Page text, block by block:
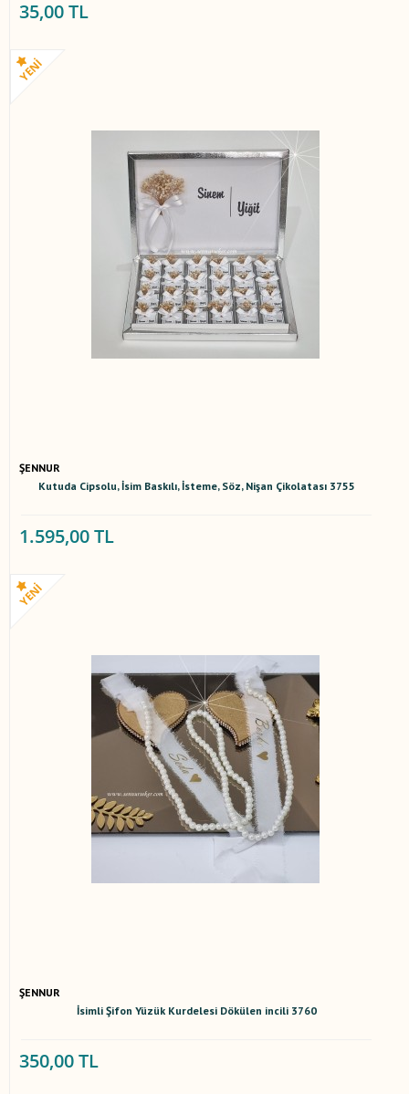
35,00 TL
ŞENNUR
Kutuda Cipsolu, İsim Baskılı, İsteme, Söz, Nişan Çikolatası 3755
1.595,00 TL
ŞENNUR
İsimli Şifon Yüzük Kurdelesi Dökülen incili 3760
350,00 TL